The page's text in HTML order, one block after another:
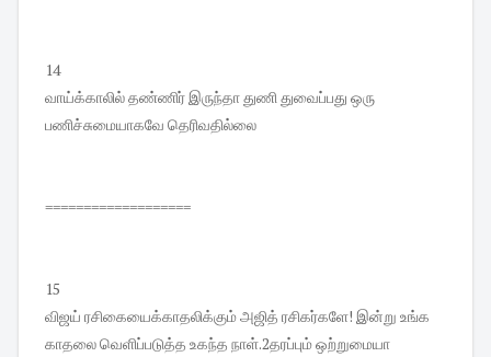
14
வாய்க்காலில் தண்ணிர் இருந்தா துணி துவைப்பது ஒரு
பணிச்சுமையாகவே தெரிவதில்லை
===================
15
விஜய் ரசிகையைக்காதலிக்கும் அஜித் ரசிகர்களே! இன்று உங்க
காதலை வெளிப்படுத்த உகந்த நாள்.2தரப்பும் ஒற்றுமையா